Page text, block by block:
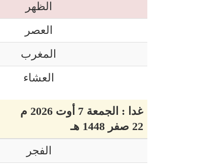
الظهر
العصر
المغرب
العشاء
غدا : الجمعة 7 أوت 2026 م
22 صفر 1448 هـ
الفجر